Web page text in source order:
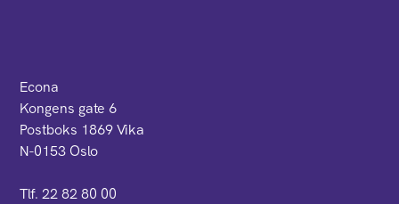
Econa
Kongens gate 6
Postboks 1869 Vika
N-0153 Oslo
Tlf. 22 82 80 00